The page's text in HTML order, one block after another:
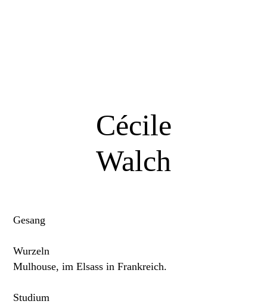
Cécile
Walch
Gesang
Wurzeln
Mulhouse, im Elsass in Frankreich.
Studium